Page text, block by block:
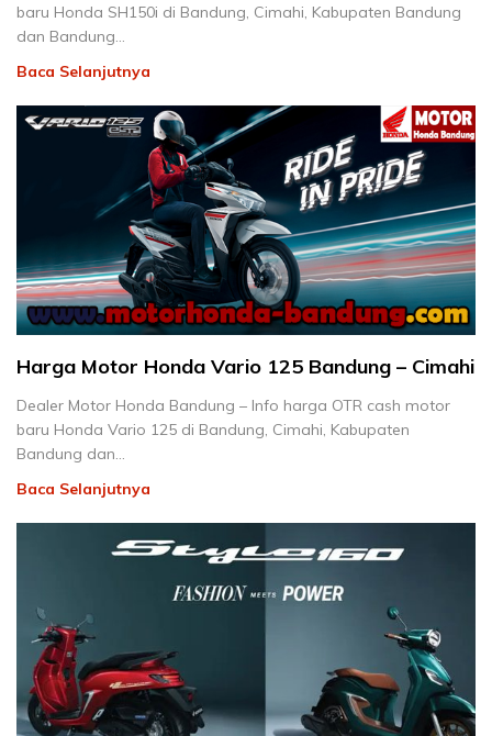
baru Honda SH150i di Bandung, Cimahi, Kabupaten Bandung
dan Bandung…
Baca Selanjutnya
Harga Motor Honda Vario 125 Bandung – Cimahi
Dealer Motor Honda Bandung – Info harga OTR cash motor
baru Honda Vario 125 di Bandung, Cimahi, Kabupaten
Bandung dan…
Baca Selanjutnya